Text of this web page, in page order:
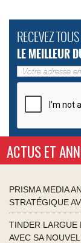
RECEVEZ
LE MEILLEUR
ACTUS ET
PRISMA MEDIA
STRATÉGIQUE
TINDER LARGUE
AVEC SA